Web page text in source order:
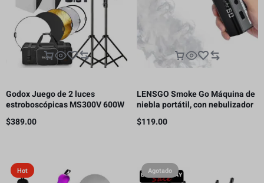
Godox Juego de 2 luces
estroboscópicas MS300V 600W
para estudio
$389.00
LENSGO Smoke Go Máquina de
niebla portátil, con nebulizador
de control remoto para
fotografía
$119.00
Hot Agotado